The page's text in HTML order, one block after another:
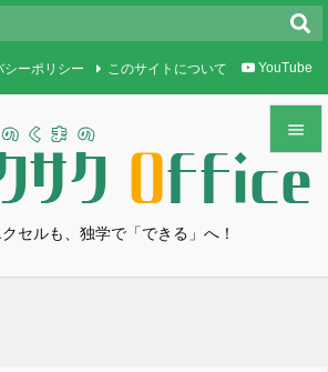
セルも、独学で「できる」へ！


メニュ
シーポリシー このサイトについて YouTube